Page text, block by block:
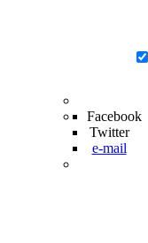
Facebook
Twitter
e-mail